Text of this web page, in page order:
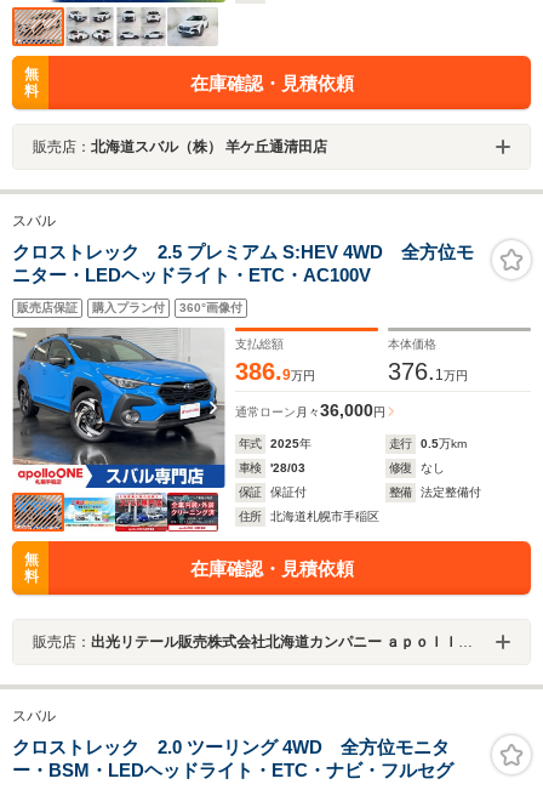
無
料
在庫確認・見積依頼
販売店： 北海道スバル（株） 羊ケ丘通清田店
スバル
クロストレック 2.5 プレミアム S:HEV 4WD 全方位モ
ニター・LEDヘッドライト・ETC・AC100V
販売店保証 購入プラン付 360°画像付
支払総額
386.9万円
本体価格
376. 1万円
通常ローン 月々36,000円
年式 2025年 走行 0.5万km
車検
'28/03 修復
なし
保証
保証付 整備
法定整備付
住所
北海道札幌市手稲区
無
料
在庫確認・見積依頼
販売店： 出光リテール販売株式会社北海道カンパニー ａｐｏｌｌｏＯＮＥ札幌手稲Ｕ－ＣＡＲスバル専門店
スバル
クロストレック 2.0 ツーリング 4WD 全方位モニタ
ー・BSM・LEDヘッドライト・ETC・ナビ・フルセグ